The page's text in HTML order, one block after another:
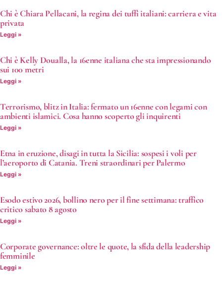
Chi è Chiara Pellacani, la regina dei tuffi italiani: carriera e vita
privata
Leggi »
Chi è Kelly Doualla, la 16enne italiana che sta impressionando
sui 100 metri
Leggi »
Terrorismo, blitz in Italia: fermato un 16enne con legami con
ambienti islamici. Cosa hanno scoperto gli inquirenti
Leggi »
Etna in eruzione, disagi in tutta la Sicilia: sospesi i voli per
l’aeroporto di Catania. Treni straordinari per Palermo
Leggi »
Esodo estivo 2026, bollino nero per il fine settimana: traffico
critico sabato 8 agosto
Leggi »
Corporate governance: oltre le quote, la sfida della leadership
femminile
Leggi »